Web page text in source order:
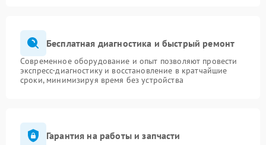
Бесплатная диагностика и быстрый ремонт
Современное оборудование и опыт позволяют провести
экспресс-диагностику и восстановление в кратчайшие
сроки, минимизируя время без устройства
Гарантия на работы и запчасти